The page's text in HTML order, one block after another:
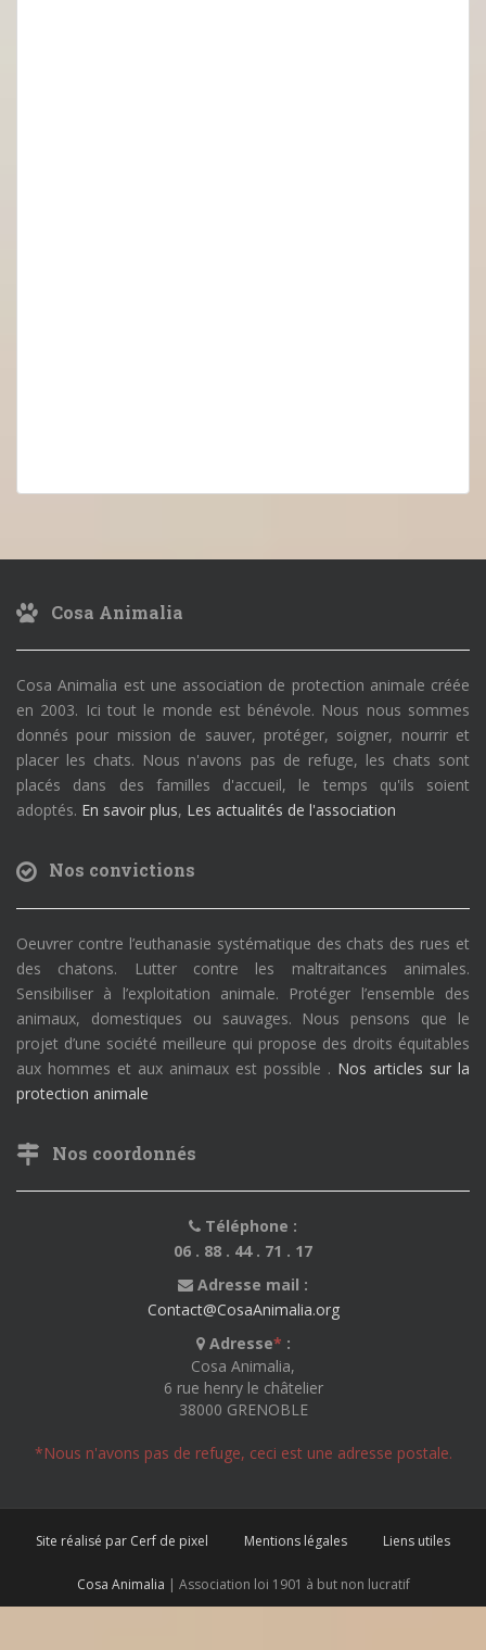
Cosa Animalia
Cosa Animalia est une association de protection animale créée
en 2003. Ici tout le monde est bénévole. Nous nous sommes
donnés pour mission de sauver, protéger, soigner, nourrir et
placer les chats. Nous n'avons pas de refuge, les chats sont
placés dans des familles d'accueil, le temps qu'ils soient
adoptés. En savoir plus, Les actualités de l'association
Nos convictions
Oeuvrer contre l’euthanasie systématique des chats des rues et
des chatons. Lutter contre les maltraitances animales.
Sensibiliser à l’exploitation animale. Protéger l’ensemble des
animaux, domestiques ou sauvages. Nous pensons que le
projet d’une société meilleure qui propose des droits équitables
aux hommes et aux animaux est possible . Nos articles sur la
protection animale
Nos coordonnés
Téléphone :
06 . 88 . 44 . 71 . 17
Adresse mail :
Contact@CosaAnimalia.org
Adresse* :
Cosa Animalia,
6 rue henry le châtelier
38000 GRENOBLE
*Nous n'avons pas de refuge, ceci est une adresse postale.
Site réalisé par Cerf de pixel Mentions légales Liens utiles
Cosa Animalia | Association loi 1901 à but non lucratif